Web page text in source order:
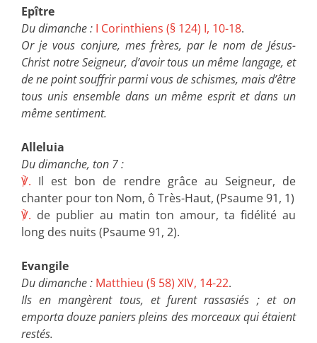
Epître
Du dimanche : I Corinthiens (§ 124) I, 10-18.
Or je vous conjure, mes frères, par le nom de Jésus-
Christ notre Seigneur, d’avoir tous un même langage, et
de ne point souffrir parmi vous de schismes, mais d’être
tous unis ensemble dans un même esprit et dans un
même sentiment.
Alleluia
Du dimanche, ton 7 :
℣. Il est bon de rendre grâce au Seigneur, de
chanter pour ton Nom, ô Très-Haut, (Psaume 91, 1)
℣. de publier au matin ton amour, ta fidélité au
long des nuits (Psaume 91, 2).
Evangile
Du dimanche : Matthieu (§ 58) XIV, 14-22.
Ils en mangèrent tous, et furent rassasiés ; et on
emporta douze paniers pleins des morceaux qui étaient
restés.